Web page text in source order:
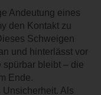
Andeutung eines
den Kontakt zu
Schweigen
und hinterlässt vor
bleibt – die
Ende.
Unsicherheit. Als